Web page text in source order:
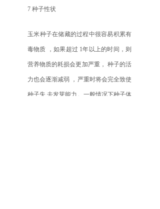
7 种子性状
玉米种子在储藏的过程中很容易积累有
毒物质 ，如果超过 1年以上的时间，则
营养物质的耗损会更加严重， 种子的活
力也会逐渐减弱 ，严重时将会完全致使
种子失 去发芽能力。一般情况下种子体